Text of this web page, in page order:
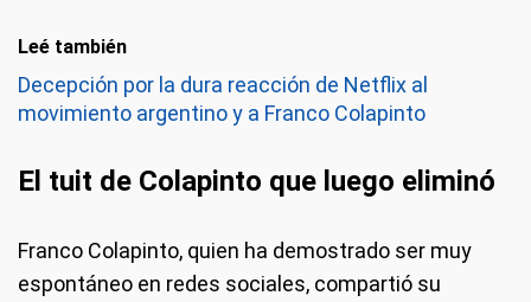
Leé también
Decepción por la dura reacción de Netflix al
movimiento argentino y a Franco Colapinto
El tuit de Colapinto que luego eliminó
Franco Colapinto, quien ha demostrado ser muy
espontáneo en redes sociales, compartió su